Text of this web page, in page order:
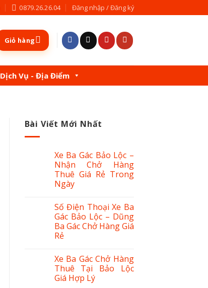
0879.26.26.04 Đăng nhập / Đăng ký
Giỏ hàng
Dịch Vụ - Địa Điểm
Bài Viết Mới Nhất
Xe Ba Gác Bảo Lộc –
Nhận Chở Hàng
Thuê Giá Rẻ Trong
Ngày
Số Điện Thoại Xe Ba
Gác Bảo Lộc – Dũng
Ba Gác Chở Hàng Giá
Rẻ
Xe Ba Gác Chở Hàng
Thuê Tại Bảo Lộc
Giá Hợp Lý